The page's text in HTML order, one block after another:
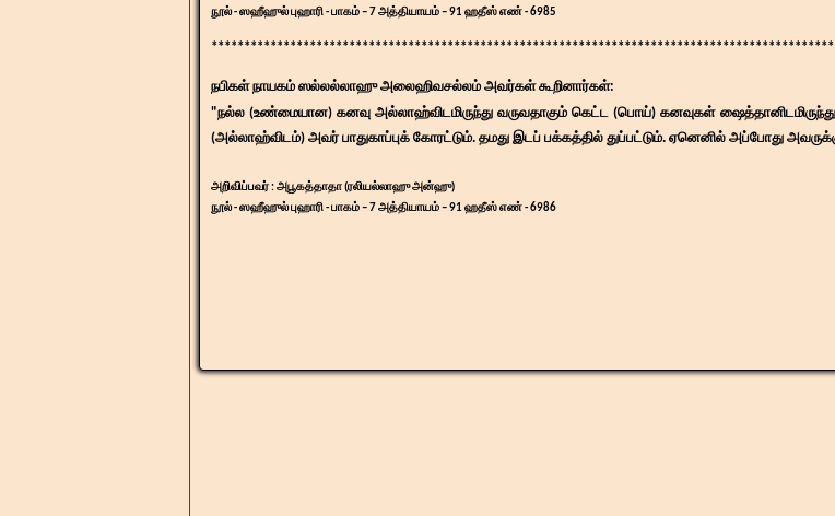
நூல் - ஸஹீஹுல் புஹாரி - பாகம் – 7 அத்தியாயம் – 91 ஹதீஸ் எண் - 6985
நபிகள் நாயகம் ஸல்லல்லாஹு அலைஹிவசல்லம் அவர்கள் கூறினார்கள்:
"நல்ல (உண்மையான) கனவு அல்லாஹ்விடமிருந்து வருவதாகும் கெட்ட (பொய்) கனவுகள்
(அல்லாஹ்விடம்) அவர் பாதுகாப்புக் கோரட்டும். தமது இடப் பக்கத்தில் துப்பட்டும். ஏனெனில் அப்போது அவருக்கு
அறிவிப்பவர் : அபூகத்தாதா (ரலியல்லாஹு அன்ஹு)
நூல் - ஸஹீஹுல் புஹாரி - பாகம் – 7 அத்தியாயம் – 91 ஹதீஸ் எண் - 6986